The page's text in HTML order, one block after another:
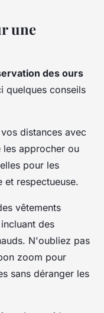
une
des ours
quelques conseils
distances avec
les approcher ou
pour les
et respectueuse.
vêtements
des
N'oubliez pas
zoom pour
sans déranger les